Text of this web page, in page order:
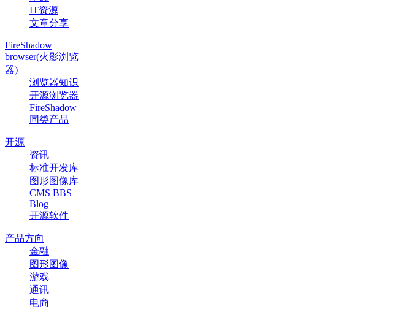
IT资源
文章分享
FireShadow
browser(火影浏览
器)
浏览器知识
开源浏览器
FireShadow
同类产品
开源
资讯
标准开发库
图形图像库
CMS BBS
Blog
开源软件
产品方向
金融
图形图像
游戏
通讯
电商